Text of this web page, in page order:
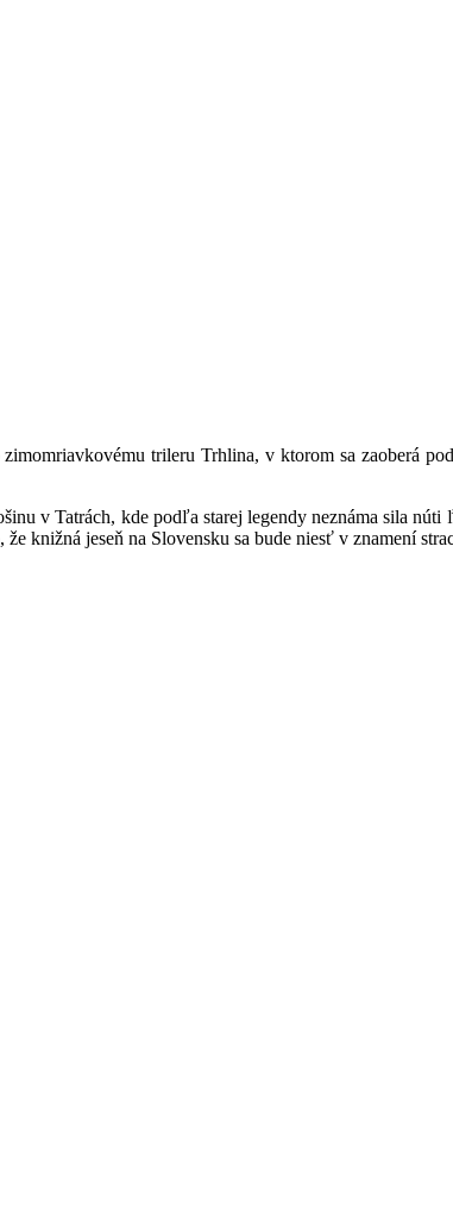
trileru Trhlina, v ktorom sa zaoberá
v Tatrách, kde podľa starej legendy neznáma sila
knižná jeseň na Slovensku sa bude niesť v znamení